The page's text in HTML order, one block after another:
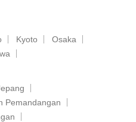
Kyoto
Osaka
Pemandangan